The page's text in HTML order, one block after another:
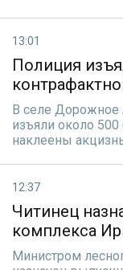
13:01
Полиция
В селе Дорожное
изъяли около
наклеены
12:37
Читинец
комплекса
Министром